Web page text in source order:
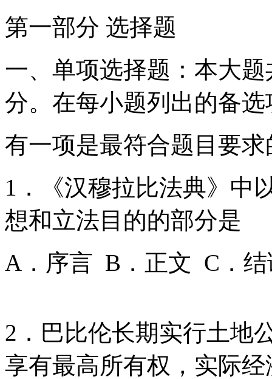
第一部分 选择题
一、单项选择题：本大
分。在每小题列出的备选
有一项是最符合题目要
1．《汉穆拉比法典》中
想和立法目的的部分是
A．序言 B．正文 C．
2．巴比伦长期实行土地
享有最高所有权，实际